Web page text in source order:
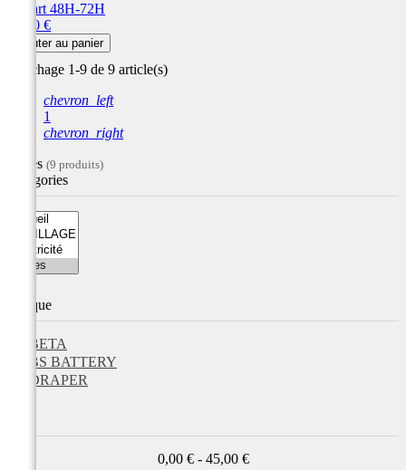
Départ 48H-72H
14,50 €
Ajouter au panier
Affichage 1-9 de 9 article(s)
chevron_left
1
chevron_right
Filtres (9 produits)
Catégories
Marque
BETA
BS BATTERY
DRAPER
0,00 € - 45,00 €